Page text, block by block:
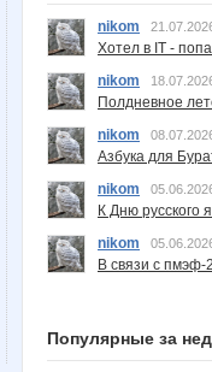
nikom
Хотел в IT -
nikom
Полдневное
nikom
Азбука для
nikom
К Дню русского
nikom
В связи с пмэф-
Популярные за